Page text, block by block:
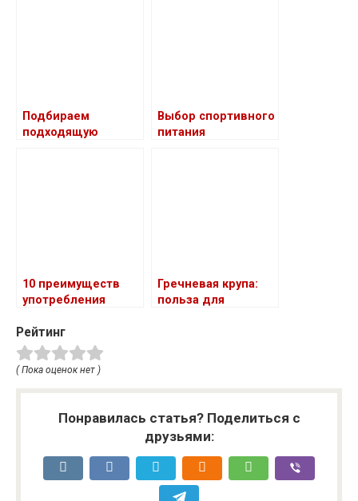
Подбираем
подходящую
Выбор спортивного
питания
10 преимуществ
употребления
продуктов
Гречневая крупа:
польза для
Рейтинг
( Пока оценок нет )
Понравилась статья? Поделиться с
друзьями: